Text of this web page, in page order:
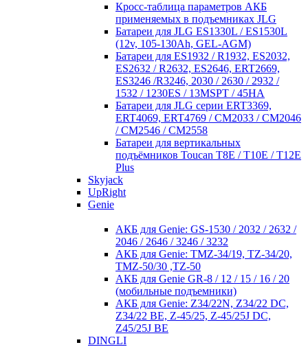
Кросc-таблица параметров АКБ
применяемых в подъемниках JLG
Батареи для JLG ES1330L / ES1530L
(12v, 105-130Ah, GEL-AGM)
Батареи для ES1932 / R1932, ES2032,
ES2632 / R2632, ES2646, ERT2669,
ES3246 /R3246, 2030 / 2630 / 2932 /
1532 / 1230ES / 13MSPT / 45HA
Батареи для JLG серии ERT3369,
ERT4069, ERT4769 / CM2033 / CM2046
/ CM2546 / CM2558
Батареи для вертикальных
подъёмников Toucan T8E / T10E / T12E
Plus
Skyjack
UpRight
Genie
АКБ для Genie: GS-1530 / 2032 / 2632 /
2046 / 2646 / 3246 / 3232
АКБ для Genie: TMZ-34/19, TZ-34/20,
TMZ-50/30 ,TZ-50
АКБ для Genie GR-8 / 12 / 15 / 16 / 20
(мобильные подъемники)
АКБ для Genie: Z34/22N, Z34/22 DC,
Z34/22 BE, Z-45/25, Z-45/25J DC,
Z45/25J BE
DINGLI